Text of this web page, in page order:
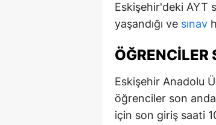
Eskişehir'deki AYT
yaşandığı ve sınav
Eskişehir Anadolu
öğrenciler son anda
için son giriş saati